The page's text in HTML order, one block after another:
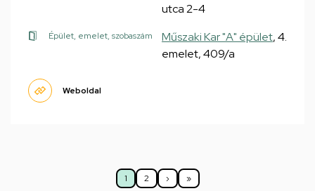
utca 2-4
Épület, emelet, szobaszám Műszaki Kar "A" épület, 4.
emelet, 409/a
Weboldal
Jelenlegi
1
Oldal
2
Következő
›
Utolsó
»